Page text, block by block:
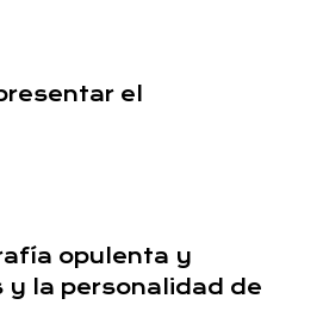
el
opulenta y
y la personalidad de